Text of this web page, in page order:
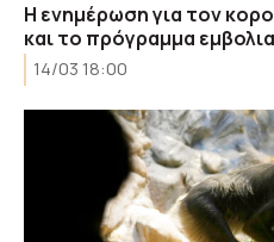
Η ενημέρωση για τον
και το πρόγραμμα
14/03 18:00